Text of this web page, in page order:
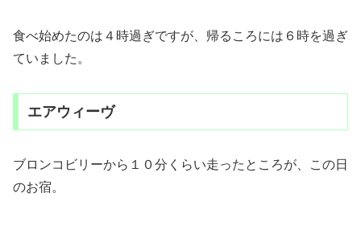
食べ始めたのは４時過ぎですが、帰るころには６時を過ぎ
ていました。
エアウィーヴ
ブロンコビリーから１０分くらい走ったところが、この日
のお宿。